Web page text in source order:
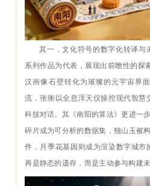
其一，文化符号的数字化转译与
系列作品为代表，展现出前瞻性的探
汉画像石壁转化为璀璨的元宇宙界
流，张衡以全息浑天仪操控现代智慧
科技对话。其《南阳的算法》更进一
碎片成为可分析的数据集，独山玉被
件，月季花基因则成为渲染数字城市
再是静态的遗存，而是主动参与构建未